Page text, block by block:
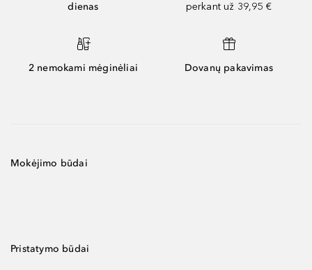
dienas perkant už 39,95 €
2 nemokami mėginėliai Dovanų pakavimas
Mokėjimo būdai
Pristatymo būdai